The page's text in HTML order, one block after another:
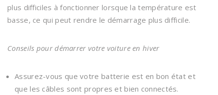
plus difficiles à fonctionner lorsque la température est
basse, ce qui peut rendre le démarrage plus difficile.
Conseils pour démarrer votre voiture en hiver
Assurez-vous que votre batterie est en bon état et
que les câbles sont propres et bien connectés.